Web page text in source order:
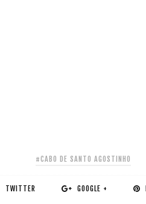
#CABO DE SANTO AGOSTINHO
TWITTER GOOGLE +